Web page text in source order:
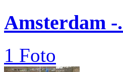
Amsterdam -
1 Foto